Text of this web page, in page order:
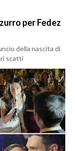
per Fedez
della nascita di
scatti